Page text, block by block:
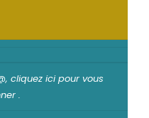
cliquez ici pour vous
.